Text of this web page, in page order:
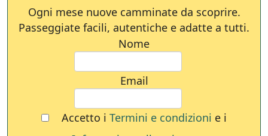
Ogni mese nuove camminate da scoprire.
Passeggiate facili, autentiche e adatte a tutti.
Nome
Email
Accetto i Termini e condizioni e i